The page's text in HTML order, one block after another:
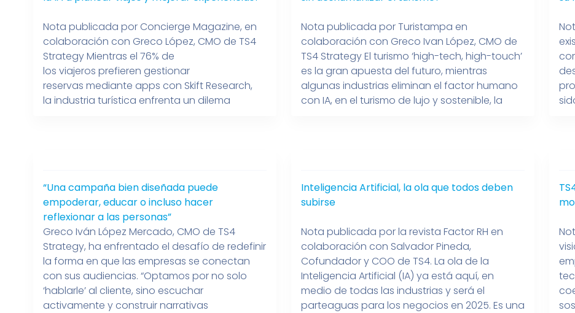
Nota publicada por Concierge Magazine, en
colaboración con Greco López, CMO de TS4
Strategy Mientras el 76% de
los viajeros prefieren gestionar
reservas mediante apps con Skift Research,
la industria turística enfrenta un dilema
reemplaza, sino que potencia la esencia de
la hospitalidad latinoamericana. Asistentes
de IA como los usados
por Hilton y KLM reducen tiempos de
respuesta un […]
Nota publicada por Turistampa en
colaboración con Greco Ivan López, CMO de
TS4 Strategy El turismo ‘high-tech, high-touch’
es la gran apuesta del futuro, mientras
algunas industrias eliminan el factor humano
con IA, en el turismo de lujo y sostenible, la
“Una campaña bien diseñada puede
empoderar, educar o incluso hacer
reflexionar a las personas”
Greco Iván López Mercado, CMO de TS4
Strategy, ha enfrentado el desafío de redefinir
la forma en que las empresas se conectan
con sus audiencias. “Optamos por no solo
‘hablarle’ al cliente, sino escuchar
activamente y construir narrativas
Inteligencia Artificial, la ola que todos deben
subirse
Nota publicada por la revista Factor RH en
colaboración con Salvador Pineda,
Cofundador y COO de TS4. La ola de la
Inteligencia Artificial (IA) ya está aquí, en
medio de todas las industrias y será el
parteaguas para los negocios en 2025. Es una